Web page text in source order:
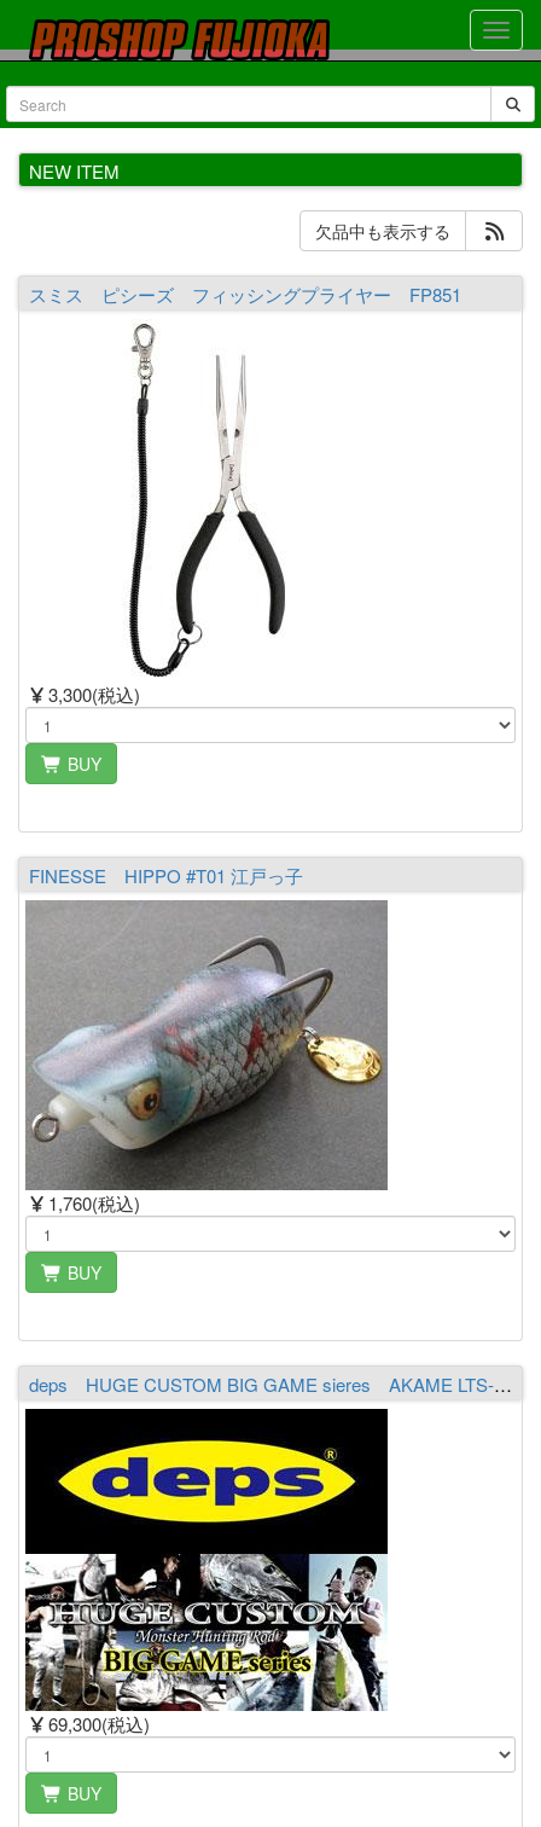
NEW ITEM
欠品中も表示する
スミス ピシーズ フィッシングプライヤー FP851
3,300(税込)
BUY
FINESSE HIPPO #T01 江戸っ子
1,760(税込)
BUY
deps HUGE CUSTOM BIG GAME sieres AKAME LTS-802XXX（2piece）（送料￥2,000 ※沖縄除く）
69,300(税込)
BUY